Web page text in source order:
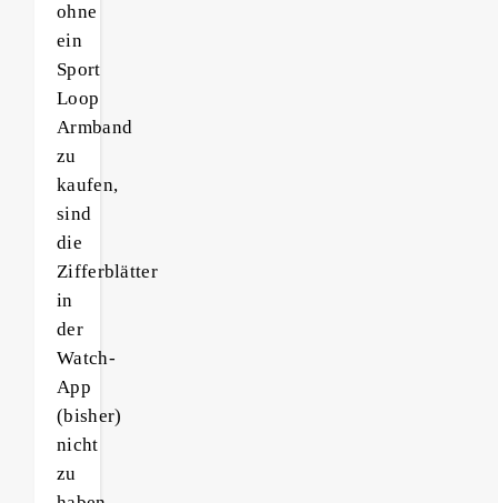
ohne
ein
Sport
Loop
Armband
zu
kaufen,
sind
die
Zifferblätter
in
der
Watch-
App
(bisher)
nicht
zu